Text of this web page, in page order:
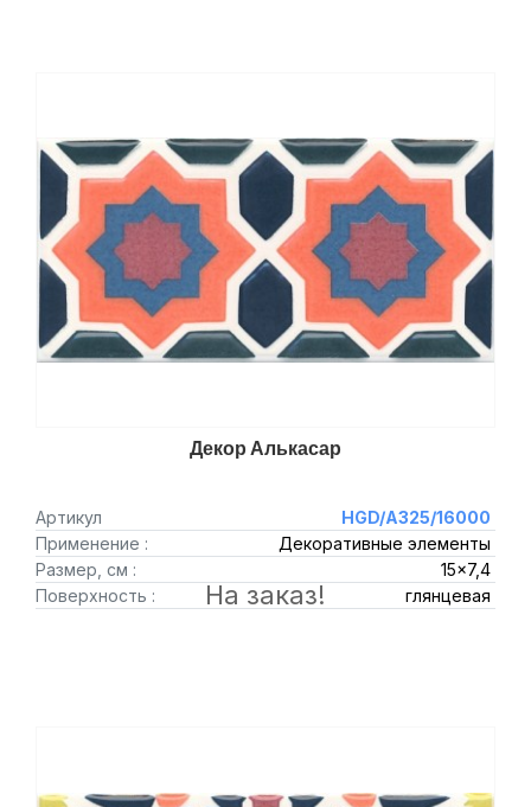
Декор Алькасар
Артикул
HGD/A325/16000
Применение :
Декоративные элементы
Размер, см :
15x7,4
Поверхность :
глянцевая
На заказ!